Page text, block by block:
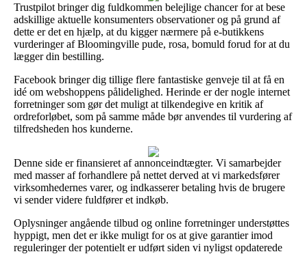
Trustpilot bringer dig fuldkommen belejlige chancer for at bese
adskillige aktuelle konsumenters observationer og på grund af
dette er det en hjælp, at du kigger nærmere på e-butikkens
vurderinger af Bloomingville pude, rosa, bomuld forud for at du
lægger din bestilling.
Facebook bringer dig tillige flere fantastiske genveje til at få en
idé om webshoppens pålidelighed. Herinde er der nogle internet
forretninger som gør det muligt at tilkendegive en kritik af
ordreforløbet, som på samme måde bør anvendes til vurdering af
tilfredsheden hos kunderne.
Denne side er finansieret af annonceindtægter. Vi samarbejder
med masser af forhandlere på nettet derved at vi markedsfører
virksomhedernes varer, og indkasserer betaling hvis de brugere
vi sender videre fuldfører et indkøb.
Oplysninger angående tilbud og online forretninger understøttes
hyppigt, men det er ikke muligt for os at give garantier imod
reguleringer der potentielt er udført siden vi nyligst opdaterede